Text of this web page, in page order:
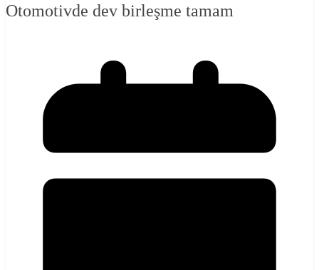
Otomotivde dev birleşme tamam